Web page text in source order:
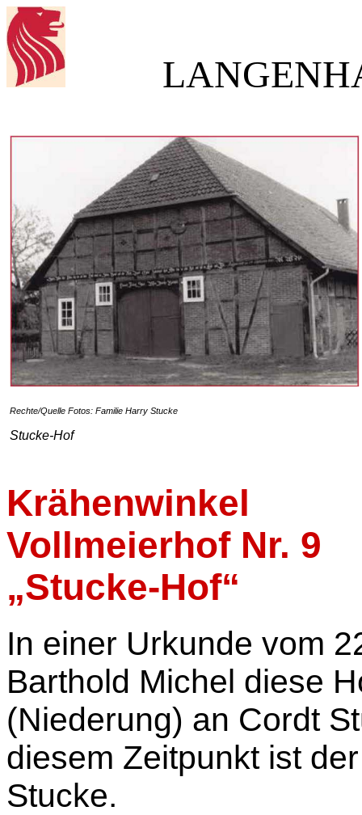
Rechte/Quelle Fotos: Familie Harry Stucke
Stucke-Hof
Krähenwinkel
Vollmeierhof Nr. 9
„Stucke-Hof“
In einer Urkunde vom
Barthold Michel diese
(Niederung) an Cordt
diesem Zeitpunkt ist
Stucke.